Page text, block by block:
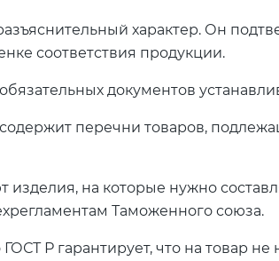
характер. Он
соответствия продукции.
документов
перечни товаров,
изделия, на которые нужно
Таможенного союза.
Р гарантирует, что на товар